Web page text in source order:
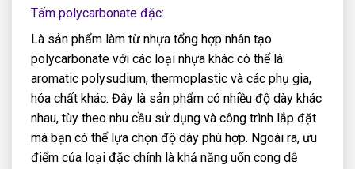
Tấm polycarbonate đặc:
Là sản phẩm làm từ nhựa tổng hợp nhân tạo
polycarbonate với các loại nhựa khác có thể là:
aromatic polysudium, thermoplastic và các phụ gia,
hóa chất khác. Đây là sản phẩm có nhiều độ dày khác
nhau, tùy theo nhu cầu sử dụng và công trình lắp đặt
mà bạn có thể lựa chọn độ dày phù hợp. Ngoài ra, ưu
điểm của loại đặc chính là khả năng uốn cong dễ